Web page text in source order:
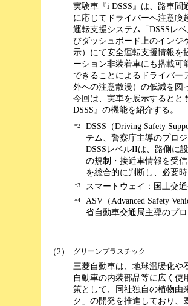
実験車『i DSSS』は、路車
に応じてドライバーへ注意喚
運転支援システム「DSSSレ
びダッシュボード上のインジ
示）にて安全運転支援情報を
ーション非装着車にも搭載可
できることによるドライバー
外への注意散漫）の低減を図
今回は、実車を展示するとと
DSSS』の機能を紹介する。
*2
DSSS（Driving Safety
テム、警察庁主導のプロ
DSSSレベルIIは、路側に
の規制・接近車情報を受
を総合的に判断し、必要
*3 スマートウェイ：国土交
*4
ASV（Advanced Safety
省自動車交通局主導のプ
（2） グリーンプラスチック
三菱自動車は、地球温暖化や
自動車の内装部品等に広く使
策として、同社独自の植物由
ク」の開発を推進しており、